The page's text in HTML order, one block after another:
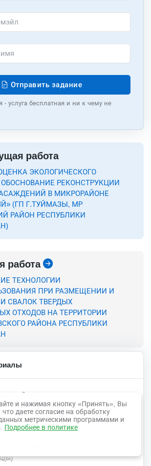
Отправить задание
- услуга бесплатная и ни к чему не
работа
ЭКОЛОГИЧЕСКОГО
РЕКОНСТРУКЦИИ
В МИКРОРАЙОНЕ
(ГП Г.ТУЙМАЗЫ, МР
РАЙОН РЕСПУБЛИКИ
работа
ТЕХНОЛОГИИ
ПРИ РАЗМЕЩЕНИИ И
СВАЛОК ТВЕРДЫХ
ОТХОДОВ НА ТЕРРИТОРИИ
РАЙОНА РЕСПУБЛИКИ
работа:
ОБЕСПЕЧЕНИЕ
ДЕЯТЕЛЬНОСТИ КОМИТЕТА ПО
АДМИНИСТРАЦИИ ГО г.
БАШКОРТОСТАН И
ЕЁ СОВЕРШЕНСТВОВАНИЯ
и нажимая кнопку «Принять», Вы
даете согласие на обработку
метрическими программами и
Подробнее в политике